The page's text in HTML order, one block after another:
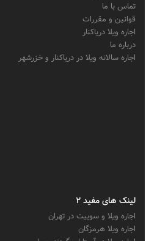
تماس با ما
قوانین و مقررات
اجاره ویلا دریاکنار
درباره ما
اجاره سالانه ویلا در دریاکنار و خزرشهر
لینک های مفید 2
اجاره ویلا و سوییت در تهران
اجاره ویلا هرمزگان